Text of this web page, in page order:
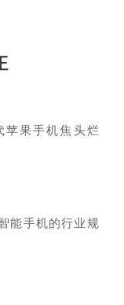
苹果手机焦头烂
能手机的行业规